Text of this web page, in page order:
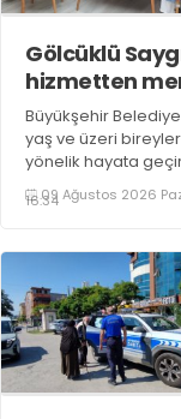
Gölcüklü
hizmetten
Büyükşehir
yaş ve üzeri
yönelik hayata
“Saygınlar Kulübü”,
ardından
hizmetlerden
memnuniyetlerini
09 Ağustos 2026
16:34